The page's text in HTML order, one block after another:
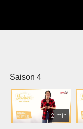
Saison 4
2 min